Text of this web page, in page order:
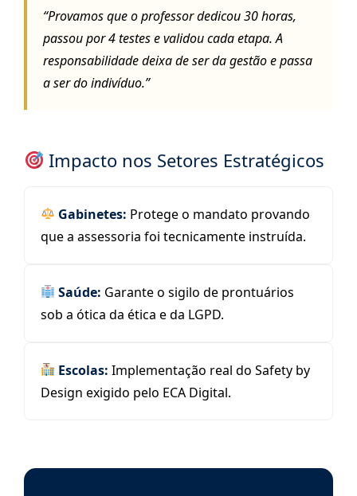
“Provamos que o professor dedicou 30 horas,
passou por 4 testes e validou cada etapa. A
responsabilidade deixa de ser da gestão e passa
a ser do indivíduo.”
Impacto nos Setores Estratégicos
Gabinetes: Protege o mandato provando
que a assessoria foi tecnicamente instruída.
Saúde: Garante o sigilo de prontuários
sob a ótica da ética e da LGPD.
Escolas: Implementação real do Safety by
Design exigido pelo ECA Digital.